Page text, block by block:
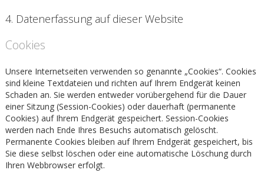
4. Datenerfassung auf dieser Website
Cookies
Unsere Internetseiten verwenden so genannte „Cookies“. Cookies
sind kleine Textdateien und richten auf Ihrem Endgerät keinen
Schaden an. Sie werden entweder vorübergehend für die Dauer
einer Sitzung (Session-Cookies) oder dauerhaft (permanente
Cookies) auf Ihrem Endgerät gespeichert. Session-Cookies
werden nach Ende Ihres Besuchs automatisch gelöscht.
Permanente Cookies bleiben auf Ihrem Endgerät gespeichert, bis
Sie diese selbst löschen oder eine automatische Löschung durch
Ihren Webbrowser erfolgt.